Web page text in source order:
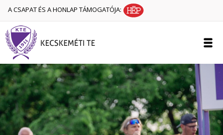
A CSAPAT ÉS A HONLAP TÁMOGATÓJA: